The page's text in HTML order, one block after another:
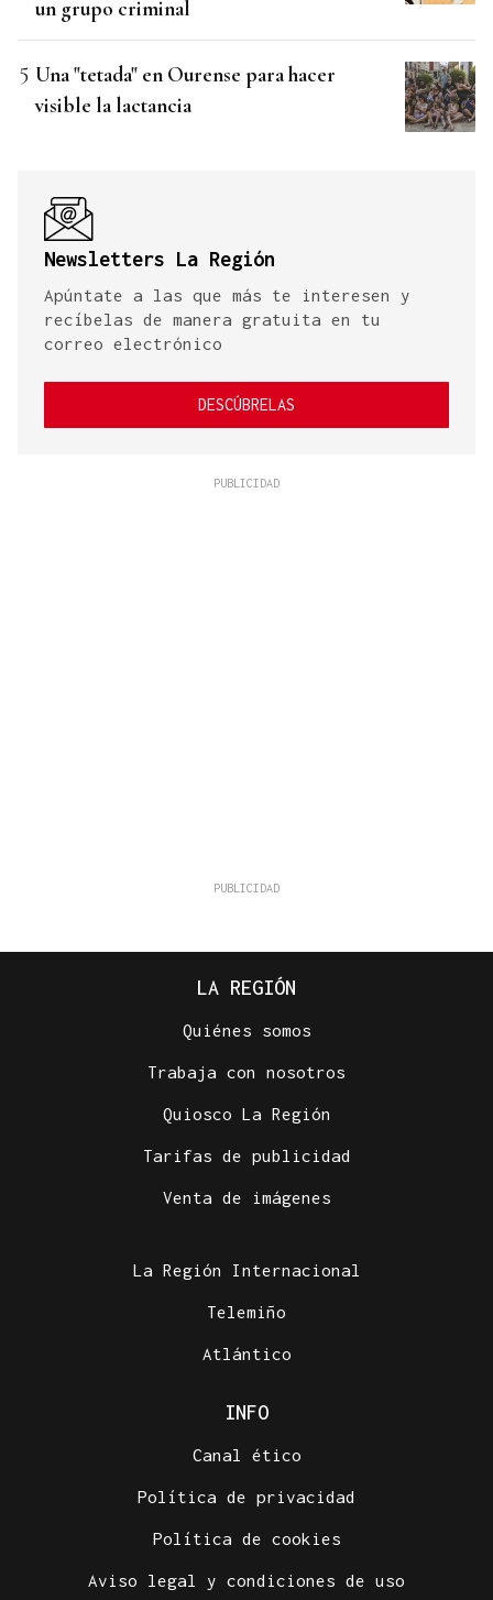
un grupo criminal
Una "tetada" en Ourense para hacer
visible la lactancia
Newsletters La Región
Apúntate a las que más te interesen y
recíbelas de manera gratuita en tu
correo electrónico
DESCÚBRELAS
LA REGIÓN
Quiénes somos
Trabaja con nosotros
Quiosco La Región
Tarifas de publicidad
Venta de imágenes
La Región Internacional
Telemiño
Atlántico
INFO
Canal ético
Política de privacidad
Política de cookies
Aviso legal y condiciones de uso